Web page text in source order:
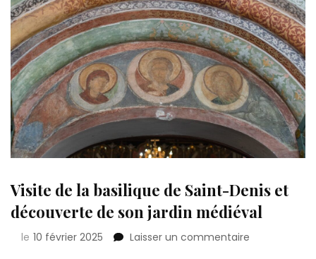
Visite de la basilique de Saint-Denis et
découverte de son jardin médiéval
le 10 février 2025 Laisser un commentaire